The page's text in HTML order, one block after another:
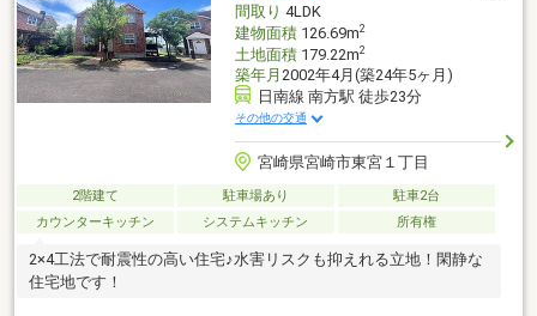
間取り 4LDK
建物面積126.69m2
土地面積179.22m2
築年月 2002年4月(築24年5ヶ月)
日南線 南方駅 徒歩23分
その他の交通
宮崎県宮崎市東宮１丁目
2階建て 駐車場あり
駐車2台
カウンターキッチン
システムキッチン 所有権
2×4工法で耐震性の高い住宅♪水害リスクも抑えれる立地！閑静な
住宅地です！